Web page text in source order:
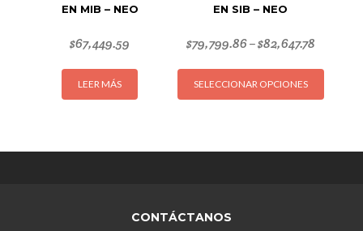
EN MIB – NEO
$67,449.59
LEER MÁS
EN SIB – NEO
$79,799.86–$82,647.78
SELECCIONAR OPCIONES
Este
CONTÁCTANOS